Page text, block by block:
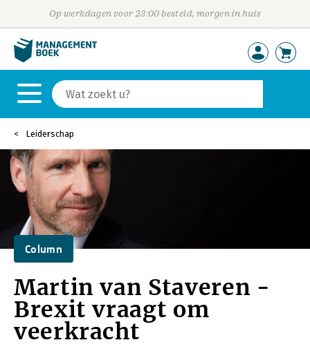
Op werkdagen voor 23:00 besteld, morgen in huis
Leiderschap
Column
Martin van Staveren -
Brexit vraagt om
veerkracht